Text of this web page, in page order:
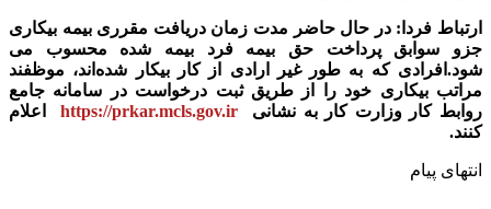
ارتباط فردا: در حال حاضر مدت زمان دریافت مقرری بیمه بیکاری
جزو سوابق پرداخت حق بیمه فرد بیمه شده محسوب می
شود.افرادی که به طور غیر ارادی از کار بیکار شده‌اند، موظفند
مراتب بیکاری خود را از طریق ثبت درخواست در سامانه جامع
روابط کار وزارت کار به نشانی https://prkar.mcls.gov.ir
اعلام
کنند.
انتهای پیام